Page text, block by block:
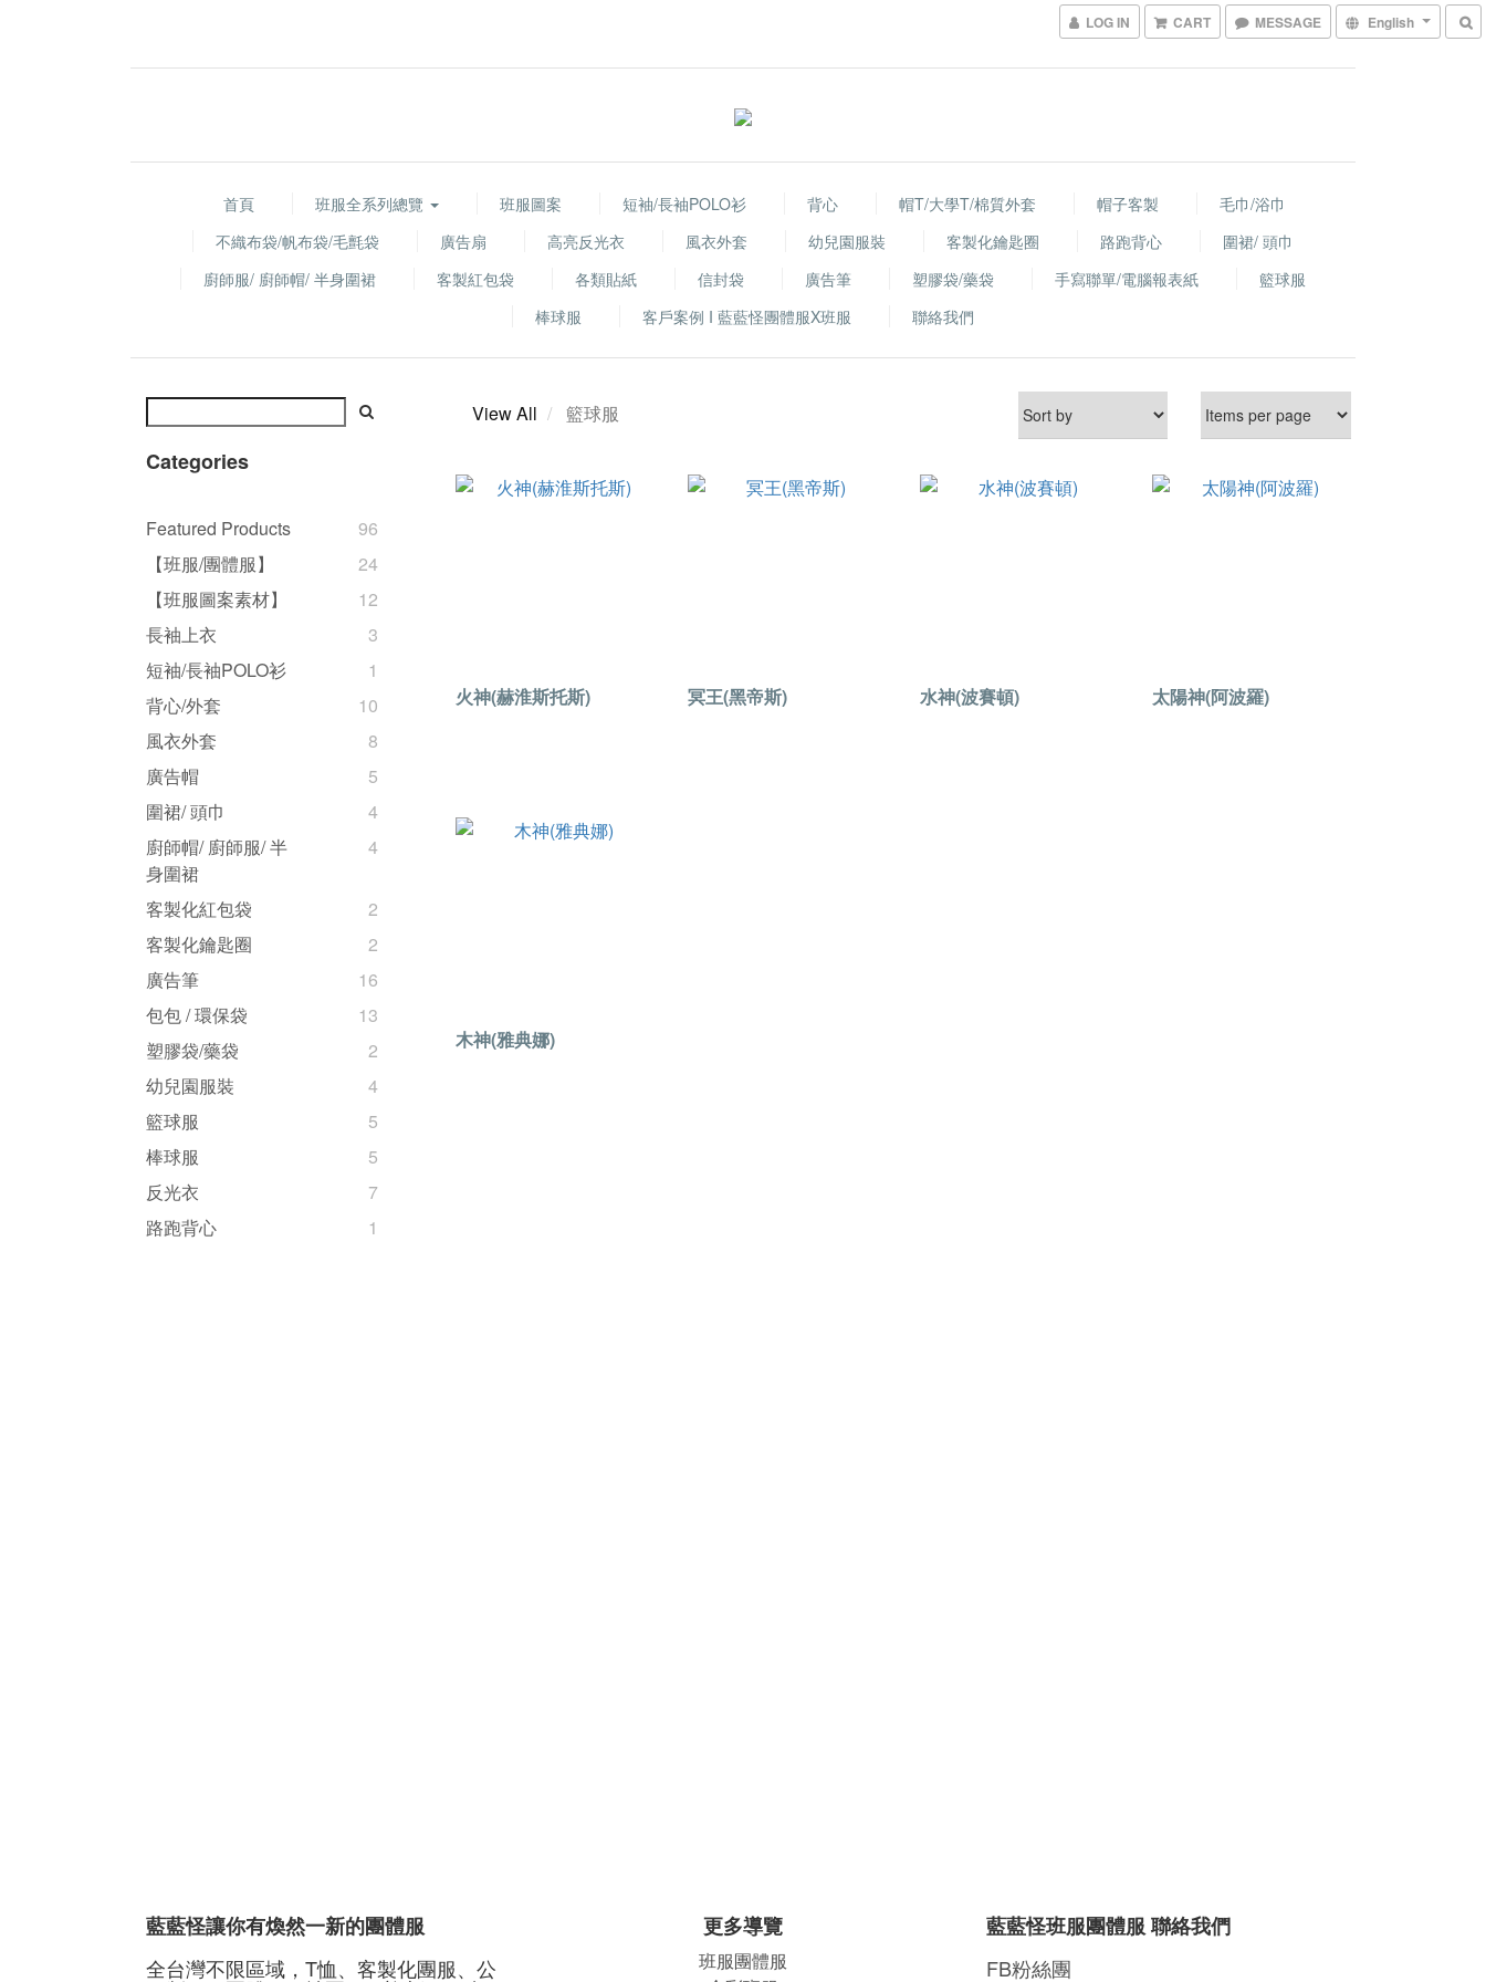
LOG IN CART MESSAGE English
首頁 班服全系列總覽 班服圖案 短袖/長袖POLO衫 背心 帽T/大學T/棉質外套 帽子客製
毛巾/浴巾
不織布袋/帆布袋/毛氈袋
廣告扇 高亮反光衣 風衣外套 幼兒園服裝 客製化鑰匙圈 路跑背心
圍裙/ 頭巾
廚師服/ 廚師帽/ 半身圍裙
客製紅包袋 各類貼紙 信封袋 廣告筆 塑膠袋/藥袋 手寫聯單/電腦報表紙
籃球服
棒球服
客戶案例 I 藍藍怪團體服X班服 聯絡我們
Categories
Featured Products
96
【班服/團體服】
24
【班服圖案素材】
12
長袖上衣
3
短袖/長袖POLO衫
1
背心/外套
10
風衣外套
8
廣告帽
5
圍裙/ 頭巾
4
廚師帽/ 廚師服/ 半
身圍裙
4
客製化紅包袋
2
客製化鑰匙圈
2
廣告筆
16
包包 / 環保袋
13
塑膠袋/藥袋
2
幼兒園服裝
4
籃球服
5
棒球服
5
反光衣
7
路跑背心
1
View All 籃球服
火神(赫淮斯托斯) 冥王(黑帝斯) 水神(波賽頓) 太陽神(阿波羅)
木神(雅典娜)
藍藍怪讓你有煥然一新的團體服
全台灣不限區域，T恤、客製化團服、公
更多導覽
班服團體服
藍藍怪班服團體服 聯絡我們
FB粉絲團